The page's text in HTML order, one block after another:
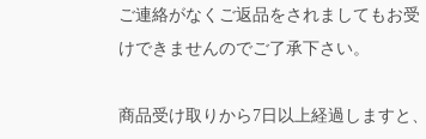
ご連絡がなくご返品をされましてもお受
けできませんのでご了承下さい。
商品受け取りから7日以上経過しますと、